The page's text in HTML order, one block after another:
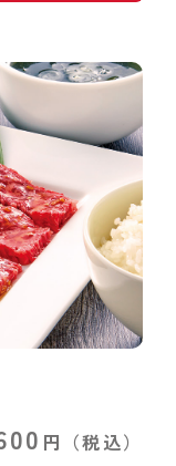
円 （税込）